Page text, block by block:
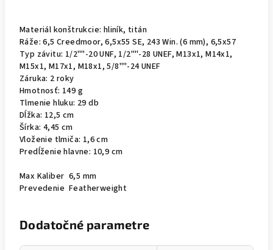
Materiál konštrukcie: hliník, titán
Ráže: 6,5 Creedmoor, 6,5x55 SE, 243 Win. (6 mm), 6,5x57
Typ závitu: 1/2""-20 UNF, 1/2""-28 UNEF, M13x1, M14x1,
M15x1, M17x1, M18x1, 5/8""-24 UNEF
Záruka: 2 roky
Hmotnosť: 149 g
Tlmenie hluku: 29 db
Dĺžka: 12,5 cm
Šírka: 4,45 cm
Vloženie tlmiča: 1,6 cm
Predĺženie hlavne: 10,9 cm
Max Kaliber 6,5 mm
Prevedenie Featherweight
Dodatočné parametre